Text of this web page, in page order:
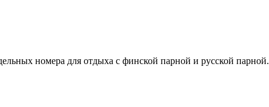
номера для отдыха с финской парной и русской парной.